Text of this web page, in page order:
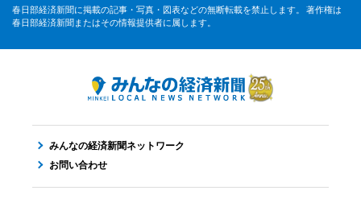
春日部経済新聞に掲載の記事・写真・図表などの無断転載を禁止します。 著作権は
春日部経済新聞またはその情報提供者に属します。
みんなの経済新聞ネットワーク
お問い合わせ